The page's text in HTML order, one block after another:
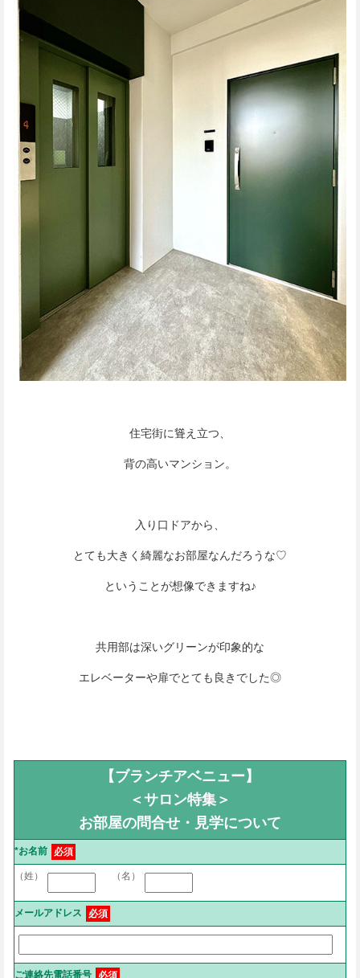
住宅街に聳え立つ、
背の高いマンション。
入り口ドアから、
とても大きく綺麗なお部屋なんだろうな♡
ということが想像できますね♪
共用部は深いグリーンが印象的な
エレベーターや扉でとても良きでした◎
【ブランチアベニュー】
＜サロン特集＞
お部屋の問合せ・見学について
*お名前 必須
（姓） （名）
メールアドレス 必須
ご連絡先電話番号 必須